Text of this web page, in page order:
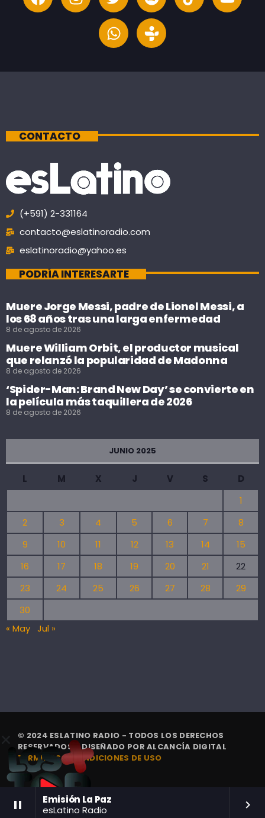
pause
Emisión La Paz
esLatino Radio
keyboard_arrow_right
CONTACTO
(+591) 2-331164
contacto@eslatinoradio.com
eslatinoradio@yahoo.es
PODRÍA INTERESARTE
Muere Jorge Messi, padre de Lionel Messi, a
los 68 años tras una larga enfermedad
8 de agosto de 2026
Muere William Orbit, el productor musical
que relanzó la popularidad de Madonna
8 de agosto de 2026
‘Spider-Man: Brand New Day’ se convierte en
la película más taquillera de 2026
8 de agosto de 2026
JUNIO 2025
L M X J V S
D
1
2
3 4 5 6 7
8
9
10 11 12 13 14
15
16
17 18 19 20 21
22
23
24 25 26 27 28
29
30
« May Jul »
© 2024 ESLATINO RADIO - TODOS LOS DERECHOS
RESERVADOS. | DISEÑADO PORALCANCÍA DIGITAL
TÉRMINOS Y CONDICIONES DE USO